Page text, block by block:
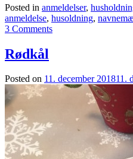
Posted in anmeldelser,
anmeldelse, husoldning,
3 Comments
Rødkål
Posted on 11. december 201811.